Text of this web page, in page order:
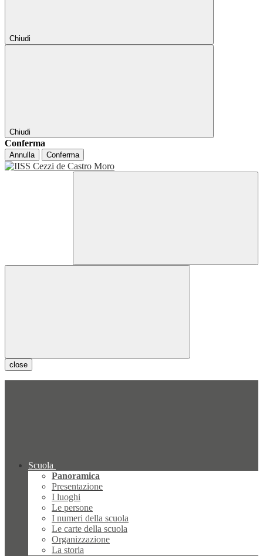
Chiudi
Chiudi
Conferma
Annulla Conferma
close
Scuola
Panoramica
Presentazione
I luoghi
Le persone
I numeri della scuola
Le carte della scuola
Organizzazione
La storia